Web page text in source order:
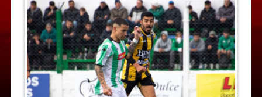
t
s
A
p
p
e
g
r
a
m
t
t
e
r
e
b
o
o
k
s
e
n
g
e
r
y
L
i
n
k
i
l
n
t
F
r
i
e
n
d
l
y